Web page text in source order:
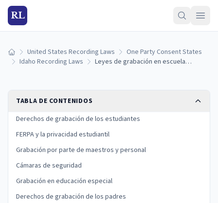
RL
Inicio United States Recording Laws
One Party Consent States
Idaho Recording Laws
Leyes de grabación en escuelas de Idaho: privacidad estudiantil, FERPA y reglas del aula (2026)
TABLA DE CONTENIDOS
Derechos de grabación de los estudiantes
FERPA y la privacidad estudiantil
Grabación por parte de maestros y personal
Cámaras de seguridad
Grabación en educación especial
Derechos de grabación de los padres